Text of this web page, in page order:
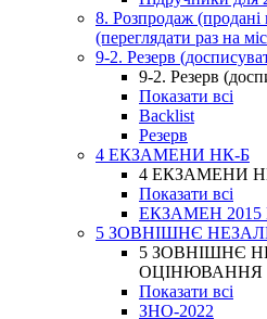
8. Розпродаж (продані
(переглядати раз на
9-2. Резерв
9-2. Резерв
Показати всі
Backlist
Резерв
4 ЕКЗАМЕНИ НК-Б
4 ЕКЗАМЕНИ
Показати всі
ЕКЗАМЕН 2015
5 ЗОВНІШНЄ
5 ЗОВНІШНЄ
ОЦІНЮВАННЯ
Показати всі
ЗНО-2022